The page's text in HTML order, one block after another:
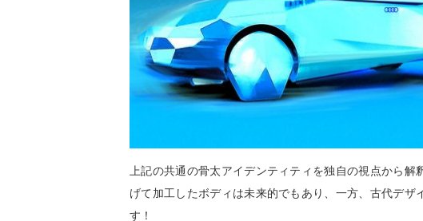
上記の共通の骨太アイデンティティを独自の視点から
げて加工したボディは未来的でもあり、一方、古代デ
す！